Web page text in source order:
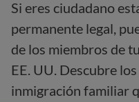
Si eres ciudadano
permanente legal,
de los miembros de
EE. UU. Descubre
inmigración familiar